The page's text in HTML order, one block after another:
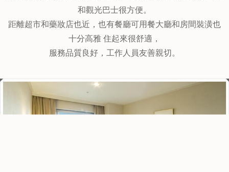
1.廣島格蘭比亞大酒店 (Hotel Granvia Hiroshima)
片看最優惠房價